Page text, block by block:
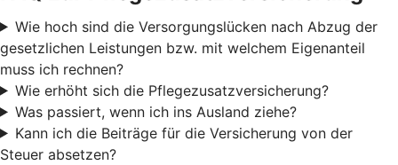
Wie hoch sind die Versorgungslücken nach Abzug der
gesetzlichen Leistungen bzw. mit welchem Eigenanteil
muss ich rechnen?
Wie erhöht sich die Pflegezusatzversicherung?
Was passiert, wenn ich ins Ausland ziehe?
Kann ich die Beiträge für die Versicherung von der
Steuer absetzen?